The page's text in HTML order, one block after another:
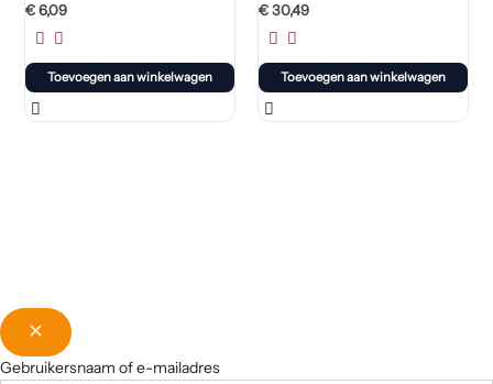
€6,09
Toevoegen aan winkelwagen
€30,49
Toevoegen aan winkelwagen
Gebruikersnaam of e-mailadres